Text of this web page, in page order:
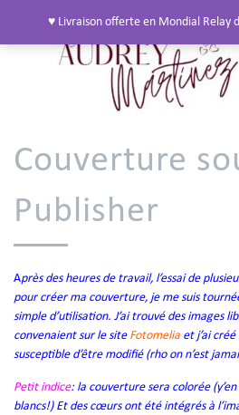
Couverture
Publisher
Après des heures de travail, l’essai de
pour créer ma couverture, je me suis
simple d’utilisation. J’ai trouvé des images
convenaient sur le site Fotomelia et j’ai
susceptible d’être modifié (rho on n’est
Petit indice: la couverture sera colorée
blancs!) Et des cœurs ont été intégrés à
♥ Livraison offerte en Mondial Relay